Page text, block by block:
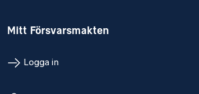
Mitt Försvarsmakten
Logga in